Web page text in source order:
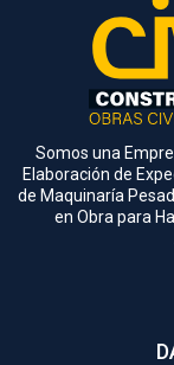
Somos una
Elaboración de
de Maquinaría
en Obra para